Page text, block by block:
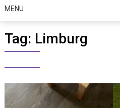
MENU
Tag: Limburg